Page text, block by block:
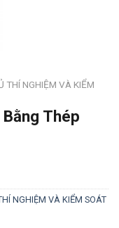
THÍ NGHIỆM VÀ KIỂM
Thép
NGHIỆM VÀ KIỂM SOÁT